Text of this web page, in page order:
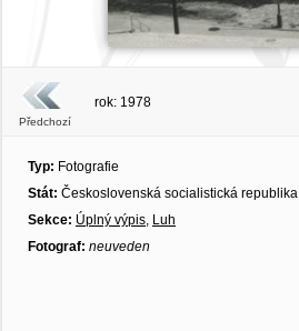
Předchozí
rok: 1978
Typ: Fotografie
Stát: Československá socialistická republika
Sekce: Úplný výpis, Luh
Fotograf: neuveden